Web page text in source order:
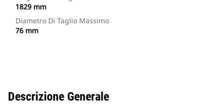
1829 mm
Diametro Di Taglio Massimo
76 mm
Descrizione Generale